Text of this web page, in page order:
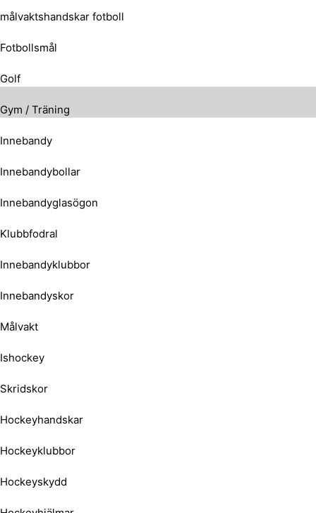
målvaktshandskar fotboll
Fotbollsmål
Golf
Gym / Träning
Innebandy
Innebandybollar
Innebandyglasögon
Klubbfodral
Innebandyklubbor
Innebandyskor
Målvakt
Ishockey
Skridskor
Hockeyhandskar
Hockeyklubbor
Hockeyskydd